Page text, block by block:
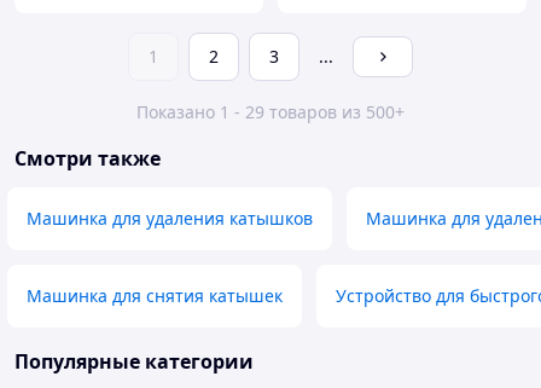
1 2 3 ...
Показано 1 - 29 товаров из 500+
Смотри также
Машинка для удаления катышков Машинка для
Машинка для снятия катышек Устройство для
Популярные категории